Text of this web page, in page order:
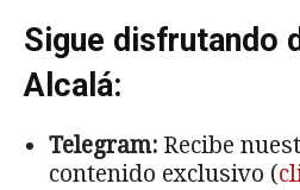
Sigue disfrutando
Alcalá:
Telegram: Recibe
contenido exclusivo (